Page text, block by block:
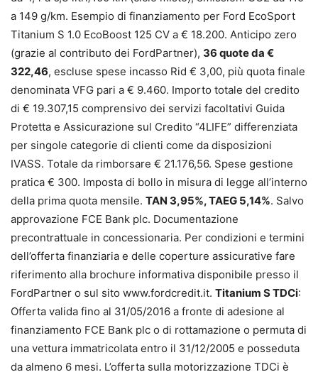
a 149 g/km. Esempio di finanziamento per Ford EcoSport
Titanium S 1.0 EcoBoost 125 CV a € 18.200. Anticipo zero
(grazie al contributo dei FordPartner), 36 quote da €
322,46, escluse spese incasso Rid € 3,00, più quota finale
denominata VFG pari a € 9.460. Importo totale del credito
di € 19.307,15 comprensivo dei servizi facoltativi Guida
Protetta e Assicurazione sul Credito “4LIFE” differenziata
per singole categorie di clienti come da disposizioni
IVASS. Totale da rimborsare € 21.176,56. Spese gestione
pratica € 300. Imposta di bollo in misura di legge all’interno
della prima quota mensile. TAN 3,95%, TAEG 5,14%. Salvo
approvazione FCE Bank plc. Documentazione
precontrattuale in concessionaria. Per condizioni e termini
dell’offerta finanziaria e delle coperture assicurative fare
riferimento alla brochure informativa disponibile presso il
FordPartner o sul sito www.fordcredit.it. Titanium S TDCi:
Offerta valida fino al 31/05/2016 a fronte di adesione al
finanziamento FCE Bank plc o di rottamazione o permuta di
una vettura immatricolata entro il 31/12/2005 e posseduta
da almeno 6 mesi. L’offerta sulla motorizzazione TDCi è